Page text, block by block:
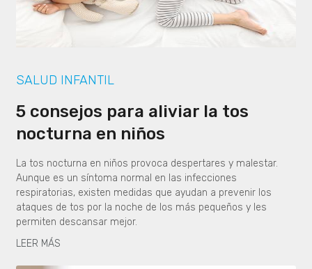
SALUD INFANTIL
5 consejos para aliviar la tos
nocturna en niños
La tos nocturna en niños provoca despertares y malestar.
Aunque es un síntoma normal en las infecciones
respiratorias, existen medidas que ayudan a prevenir los
ataques de tos por la noche de los más pequeños y les
permiten descansar mejor.
LEER MÁS